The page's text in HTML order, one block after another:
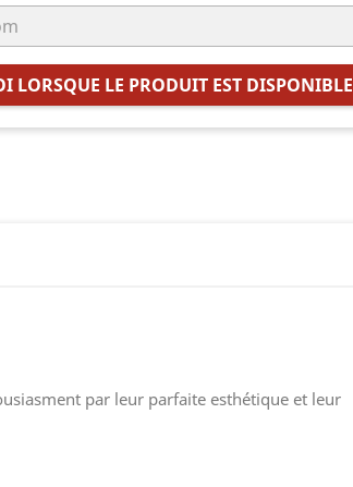
LORSQUE LE PRODUIT EST DISPONIBLE
par leur parfaite esthétique et leur